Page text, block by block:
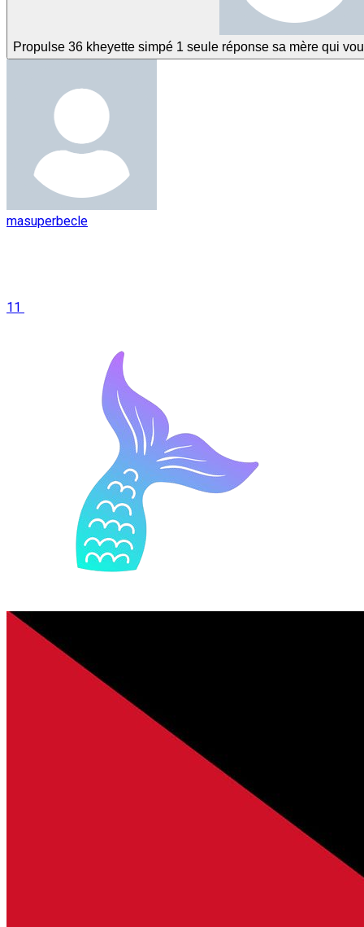
Propulse 36 kheyette simpé 1 seule réponse sa mère qui
masuperbecle
11